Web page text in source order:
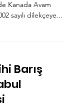
Kanada Avam
sayılı dilekçeye...
Barış